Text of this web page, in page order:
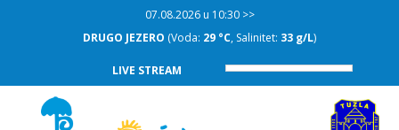
07.08.2026 u 10:30 >>
DRUGO JEZERO (Voda: 29 °C, Salinitet: 33 g/L)
LIVE STREAM